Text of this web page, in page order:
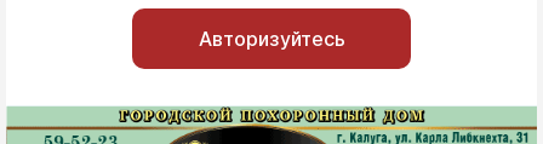
Авторизуйтесь